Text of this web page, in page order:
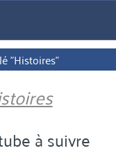
"Histoires"
à suivre